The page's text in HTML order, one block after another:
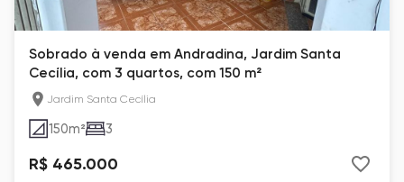
Sobrado à venda em Andradina, Jardim Santa
Cecília, com 3 quartos, com 150 m²
Jardim Santa Cecília
150m² 3
R$ 465.000